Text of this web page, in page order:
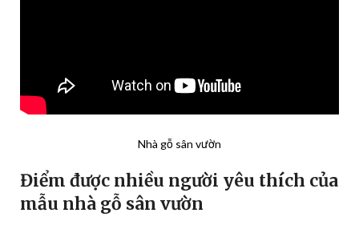
Nhà gỗ sân vườn
Điểm được nhiều người yêu thích của
mẫu nhà gỗ sân vườn